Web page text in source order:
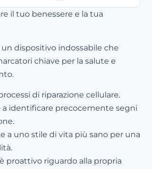
il tuo benessere e la tua
dispositivo indossabile che
chiave per la salute e
di riparazione cellulare.
a identificare precocemente segni
a uno stile di vita più sano per una
proattivo riguardo alla propria